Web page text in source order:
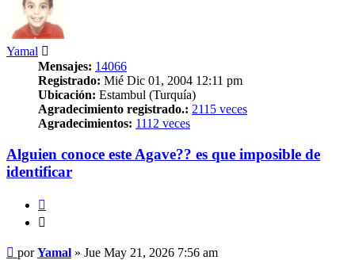
Yamal
Mensajes: 14066
Registrado: Mié Dic 01, 2004 12:11 pm
Ubicación: Estambul (Turquía)
Agradecimiento registrado.: 2115 veces
Agradecimientos: 1112 veces
Alguien conoce este Agave?? es que imposible de
identificar
Mensaje
porYamal » Jue May 21, 2026 7:56 am